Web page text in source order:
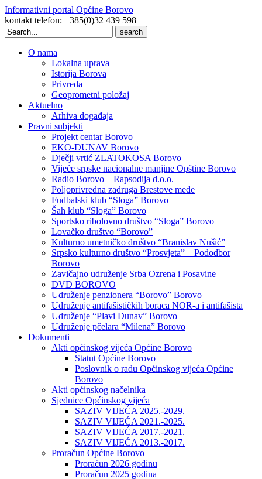
Informativni portal Općine Borovo
kontakt telefon: +385(0)32 439 598
Search
for:
O nama
Lokalna uprava
Istorija Borova
Privreda
Geoprometni položaj
Aktuelno
Arhiva događaja
Pravni subjekti
Projekt centar Borovo
EKO-DUNAV Borovo
Dječji vrtić ZLATOKOSA Borovo
Vijeće srpske nacionalne manjine Opštine Borovo
Radio Borovo – Rapsodija d.o.o.
Poljoprivredna zadruga Brestove međe
Fudbalski klub “Sloga” Borovo
Šah klub “Sloga” Borovo
Sportsko ribolovno društvo “Sloga” Borovo
Lovačko društvo “Borovo”
Kulturno umetničko društvo “Branislav Nušić”
Srpsko kulturno društvo “Prosvjeta” – Pododbor
Borovo
Zavičajno udruženje Srba Ozrena i Posavine
DVD BOROVO
Udruženje penzionera “Borovo” Borovo
Udruženje antifašističkih boraca NOR-a i antifašista
Udruženje “Plavi Dunav” Borovo
Udruženje pčelara “Milena” Borovo
Dokumenti
Akti općinskog vijeća Općine Borovo
Statut Općine Borovo
Poslovnik o radu Općinskog vijeća Općine
Borovo
Akti općinskog načelnika
Sjednice Općinskog vijeća
SAZIV VIJEĆA 2025.-2029.
SAZIV VIJEĆA 2021.-2025.
SAZIV VIJEĆA 2017.-2021.
SAZIV VIJEĆA 2013.-2017.
Proračun Općine Borovo
Proračun 2026 godinu
Proračun 2025 godina